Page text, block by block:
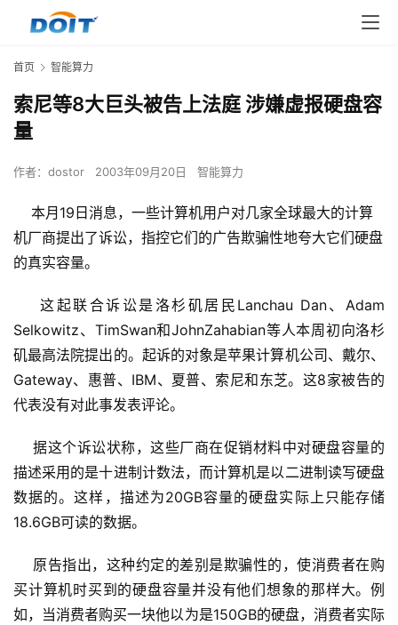
首页 智能算力
索尼等8大巨头被告上法庭 涉嫌虚报硬盘容
量
作者： dostor 2003年09月20日 智能算力
本月19日消息，一些计算机用户对几家全球最大的计算
机厂商提出了诉讼，指控它们的广告欺骗性地夸大它们硬盘
的真实容量。
这起联合诉讼是洛杉矶居民Lanchau Dan、Adam
Selkowitz、TimSwan和JohnZahabian等人本周初向洛杉
矶最高法院提出的。起诉的对象是苹果计算机公司、戴尔、
Gateway、惠普、IBM、夏普、索尼和东芝。这8家被告的
代表没有对此事发表评论。
据这个诉讼状称，这些厂商在促销材料中对硬盘容量的
描述采用的是十进制计数法，而计算机是以二进制读写硬盘
数据的。这样，描述为20GB容量的硬盘实际上只能存储
18.6GB可读的数据。
原告指出，这种约定的差别是欺骗性的，使消费者在购
买计算机时买到的硬盘容量并没有他们想象的那样大。例
如，当消费者购买一块他以为是150GB的硬盘，消费者实际